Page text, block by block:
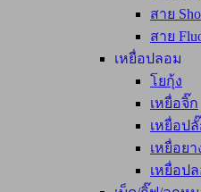
สาย
สาย
เหยื่อปลอม
โยกุ้ง
เหยื่อจิ๊ก
เหยื่อป
เหยื่อยา
เหยื่อป